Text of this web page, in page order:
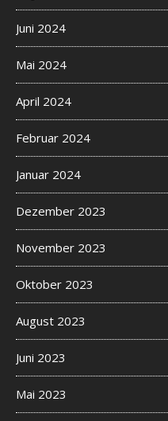
Juni 2024
Mai 2024
April 2024
Februar 2024
Januar 2024
Dezember 2023
November 2023
Oktober 2023
August 2023
Juni 2023
Mai 2023